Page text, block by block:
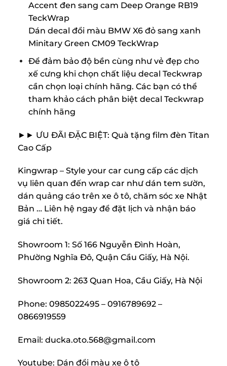
Accent đen sang cam Deep Orange RB19
TeckWrap
Dán decal đổi màu BMW X6 đỏ sang xanh
Minitary Green CM09 TeckWrap
Để đảm bảo độ bền cùng như vẻ đẹp cho
xế cưng khi chọn chất liệu decal Teckwrap
cần chọn loại chính hãng. Các bạn có thể
tham khảo cách phân biệt decal Teckwrap
chính hãng
►► ƯU ĐÃI ĐẶC BIỆT: Quà tặng film đèn Titan
Cao Cấp
Kingwrap – Style your car cung cấp các dịch
vụ liên quan đến wrap car như dán tem sườn,
dán quảng cáo trên xe ô tô, chăm sóc xe Nhật
Bản … Liên hệ ngay để đặt lịch và nhận báo
giá chi tiết.
Showroom 1: Số 166 Nguyễn Đình Hoàn,
Phường Nghĩa Đô, Quận Cầu Giấy, Hà Nội.
Showroom 2: 263 Quan Hoa, Cầu Giấy, Hà Nội
Phone: 0985022495 – 0916789692 –
0866919559
Email: ducka.oto.568@gmail.com
Youtube: Dán đổi màu xe ô tô